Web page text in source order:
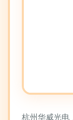
杭州华威光电